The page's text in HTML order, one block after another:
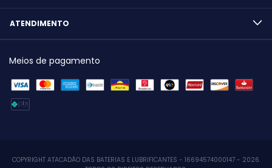
ATENDIMENTO
Meios de pagamento
COPYRIGHT ATACADÃO DAS BATERIAS E LUBRIFICANTES - 16694574000147 - 2026.